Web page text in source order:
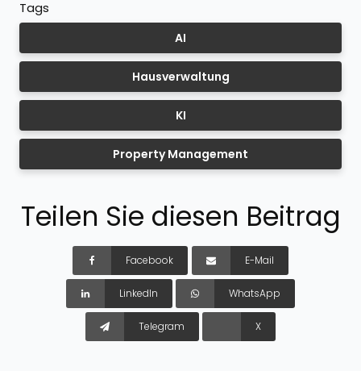
Tags
AI
Hausverwaltung
KI
Property Management
Teilen Sie diesen Beitrag
X
Facebook E-Mail
LinkedIn WhatsApp
Telegram